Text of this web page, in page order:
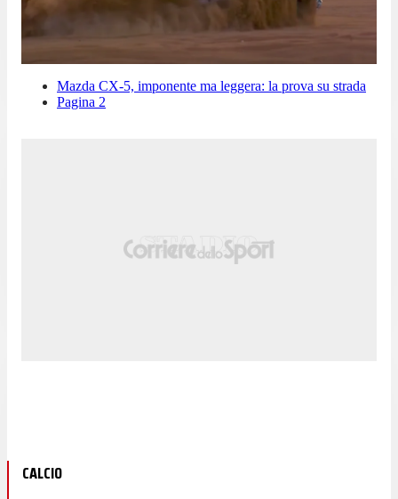
Mazda CX-5, imponente ma leggera: la prova su strada
Pagina 2
CALCIO